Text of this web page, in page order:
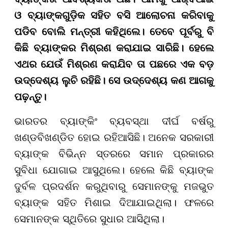
ଓ ବ୍ୟାଙ୍କଗୁଡ଼ିକ ସହିତ ବସି ଆଲୋଚନା କରିବାକୁ
ପଡିବ ବୋଲି ମନ୍ତ୍ରୀ କହିଥିଲେ। ତେବେ ପୂର୍ବରୁ ବି
କିଛି ବ୍ୟାଙ୍କର ମିଶ୍ରଣ କରାଯାଇ ସାରିଛି। ହେଲେ
ଏଥର ଯେଉଁ ମିଶ୍ରଣ କରାଯିବ ତା ପଛରେ ଏକ ବଡ଼
ଉଦ୍ଦେଶ୍ୟ ଲୁଚି ରହିଛି। ସେ ଉଦ୍ଦେଶ୍ୟ କଣ ଆଗକୁ
ପଢ଼ନ୍ତୁ।
ଭାରତର ବ୍ୟାଙ୍କିଂ ବ୍ୟବସ୍ଥା ଦୀର୍ଘ ବର୍ଷରୁ
ଖଣ୍ଡବିଖଣ୍ଡିତ ହୋଇ ରହିଆସିଛି। ଅନେକ ସରକାରୀ
ବ୍ୟାଙ୍କ ବିଭିନ୍ନ ସ୍ତରରେ ସମାନ ପ୍ରକାରର
ସୁବିଧା ଯୋଗାଇ ଆସୁଥିଲେ। ହେଲେ କିଛି ବ୍ୟାଙ୍କ
ଦୁର୍ବଳ ପ୍ରଦର୍ଶନ କରୁଥିବାରୁ ସେମାନଙ୍କୁ ମଜଭୁତ
ବ୍ୟାଙ୍କ ସହିତ ମିଶାଇ ଦିଆଯାଇଥିଲା। ଫଳରେ
ସେମାନଙ୍କ ସ୍ଥିତିରେ ସୁଧାର ଆସିଥିଲା।